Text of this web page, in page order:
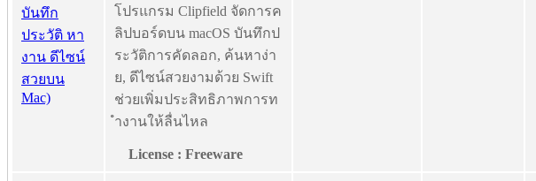
โปรแกรม Clipfield จัดการค
ลิปบอร์ดบน macOS บันทึกป
ระวัติการคัดลอก, ค้นหาง่า
ย, ดีไซน์สวยงามด้วย Swift
ช่วยเพิ่มประสิทธิภาพการท
ำงานให้ลื่นไหล
License : Freeware